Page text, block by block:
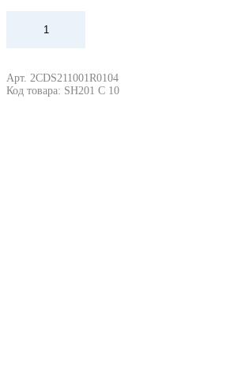
Арт. 2CDS211001R0104
Код товара: SH201 C 10